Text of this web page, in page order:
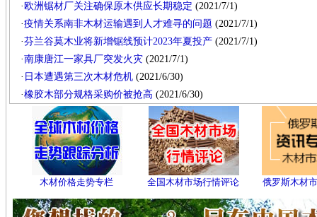
· 欧洲锯材厂关注确保原木供应长期稳定 (2021/7/1)
·疫情关系南非木材运输遇到人才难寻的问题 (2021/7/1)
·芬兰谷莫木业将新增锯线预计2023年夏投产 (2021/7/1)
·南康唐江一家具厂突发火灾 (2021/7/1)
· 日本遭遇第三次木材危机 (2021/6/30)
·橡胶木部分规格采购价被抢高 (2021/6/30)
木材价格走势专栏 全国木材市场行情评论 俄罗斯木材